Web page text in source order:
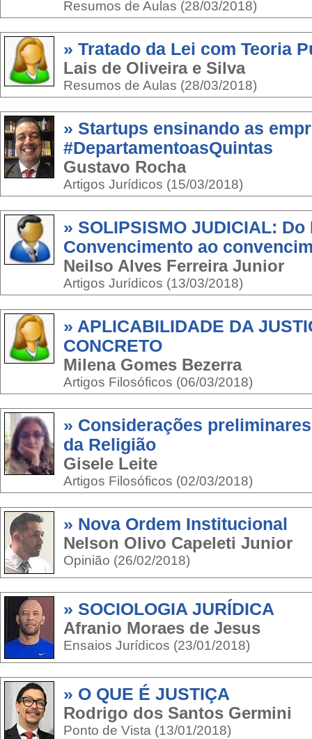
Resumos de Aulas (28/03/2018)
» Tratado da Lei com Teoria
Lais de Oliveira e Silva
Resumos de Aulas (28/03/2018)
» Startups ensinando as
#DepartamentoasQuintas
Gustavo Rocha
Artigos Jurídicos (15/03/2018)
» SOLIPSISMO JUDICIAL: Do
Convencimento ao
Neilso Alves Ferreira Junior
Artigos Jurídicos (13/03/2018)
» APLICABILIDADE DA
CONCRETO
Milena Gomes Bezerra
Artigos Filosóficos (06/03/2018)
» Considerações
da Religião
Gisele Leite
Artigos Filosóficos (02/03/2018)
» Nova Ordem Institucional
Nelson Olivo Capeleti Junior
Opinião (26/02/2018)
» SOCIOLOGIA JURÍDICA
Afranio Moraes de Jesus
Ensaios Jurídicos (23/01/2018)
» O QUE É JUSTIÇA
Rodrigo dos Santos Germini
Ponto de Vista (13/01/2018)